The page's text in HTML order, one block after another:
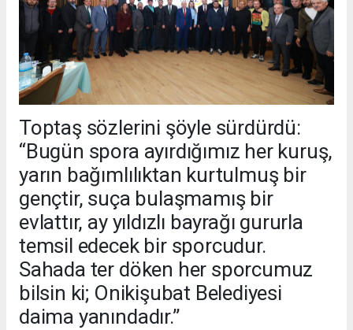
Toptaş sözlerini şöyle sürdürdü:
“Bugün spora ayırdığımız her kuruş,
yarın bağımlılıktan kurtulmuş bir
gençtir, suça bulaşmamış bir
evlattır, ay yıldızlı bayrağı gururla
temsil edecek bir sporcudur.
Sahada ter döken her sporcumuz
bilsin ki; Onikişubat Belediyesi
daima yanındadır.”